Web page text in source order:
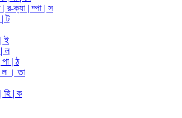
| র-ক্যা | ম্পা | স
| ট
ই
| ল
| ঠ
। তা
| হি | ক